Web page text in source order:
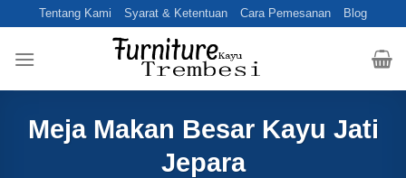
content
Tentang Kami Syarat & Ketentuan Cara Pemesanan Blog
Meja Makan Besar Kayu Jati
Jepara